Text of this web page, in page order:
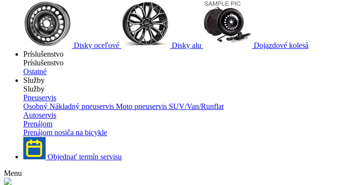
Disky oceľové Disky alu
Dojazdové kolesá
Príslušenstvo
Príslušenstvo
Ostatné
Služby
Služby
Pneuservis
Osobný Nákladný pneuservis Moto pneuservis SUV/Van/Runflat
Autoservis
Prenájom
Prenájom nosiča na bicykle
Objednať termín servisu
Menu